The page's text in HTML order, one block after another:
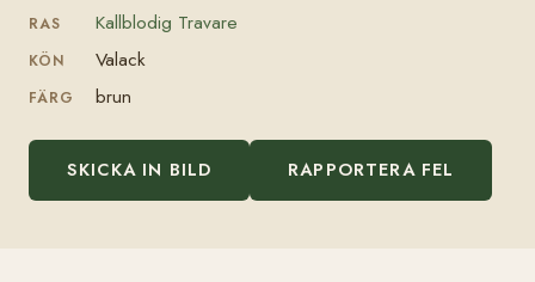
RAS Kallblodig Travare
KÖN Valack
FÄRG brun
SKICKA IN BILD RAPPORTERA FEL